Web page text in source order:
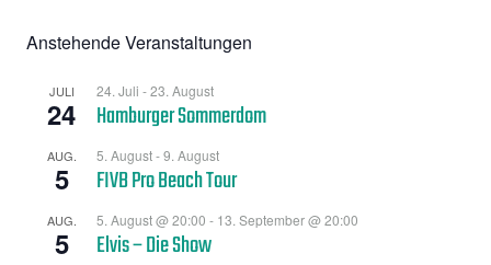
Anstehende Veranstaltungen
JULI
24
24. Juli -23. August
Hamburger Sommerdom
AUG.
5
5. August-9. August
FIVB Pro Beach Tour
AUG.
5
5. August @ 20:00 - 13. September @ 20:00
Elvis – Die Show